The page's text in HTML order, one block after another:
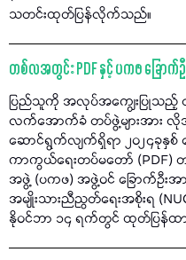
သတင်းထုတ်ပြန်လိုက်သည်။
တစ်လအတွင်း PDF နှင့် ပကဖ ခြောက်
ပြည်သူကို အလုပ်အကျွေးပြုသည့် တ
လက်အောက်ခံ တပ်ဖွဲ့များအား လိုအ
ဆောင်ရွက်လျက်ရှိရာ ၂၀၂၄ခု
ကာကွယ်ရေးတပ်မတော် (PDF)
အဖွဲ့ (ပကဖ) အဖွဲ့ဝင် ခြောက်ဦးအာ
အမျိုးသားညီညွတ်ရေးအစိုးရ
နိုဝင်ဘာ ၁၄ ရက်တွင် ထုတ်ပြန်ထ